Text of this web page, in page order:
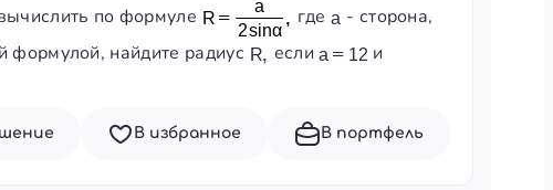
по формуле где
- сторона,
формулой, найдите радиус если и
В избранное В портфель